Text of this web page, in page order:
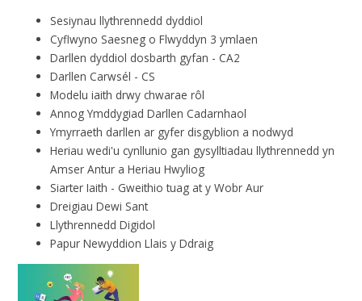
Sesiynau llythrennedd dyddiol
Cyflwyno Saesneg o Flwyddyn 3 ymlaen
Darllen dyddiol dosbarth gyfan - CA2
Darllen Carwsél - CS
Modelu iaith drwy chwarae rôl
Annog Ymddygiad Darllen Cadarnhaol
Ymyrraeth darllen ar gyfer disgyblion a nodwyd
Heriau wedi'u cynllunio gan gysylltiadau llythrennedd yn
Amser Antur a Heriau Hwyliog
Siarter Iaith - Gweithio tuag at y Wobr Aur
Dreigiau Dewi Sant
Llythrennedd Digidol
Papur Newyddion Llais y Ddraig